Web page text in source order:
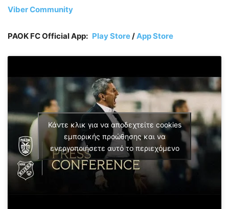
Viber Community
PAOK FC Official App: Play Store /App Store
Κάντε κλικ για να αποδεχτείτε cookies
εμπορικής προώθησης και να
ενεργοποιήσετε αυτό το περιεχόμενο